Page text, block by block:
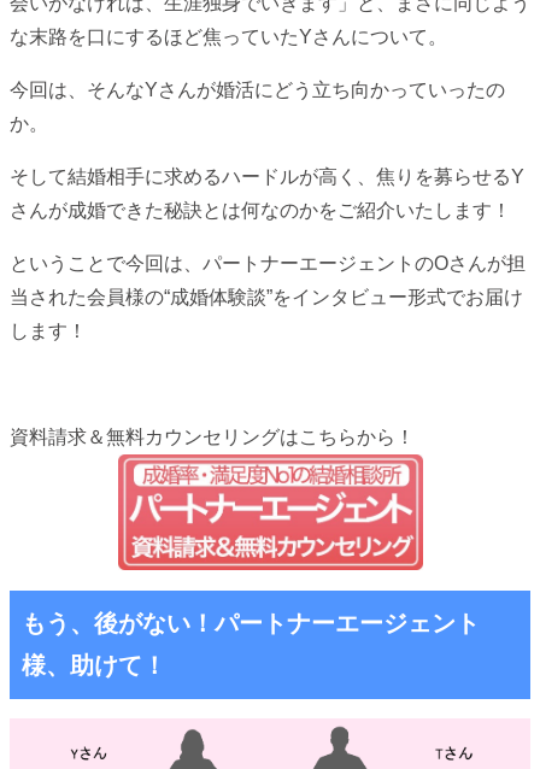
な末路を口にするほど焦っていたYさんについて。
今回は、そんなYさんが婚活にどう立ち向かっていったの
か。
そして結婚相手に求めるハードルが高く、焦りを募らせるY
さんが成婚できた秘訣とは何なのかをご紹介いたします！
ということで今回は、パートナーエージェントのOさんが担
当された会員様の“成婚体験談”をインタビュー形式でお届け
します！
資料請求＆無料カウンセリングはこちらから！
もう、後がない！パートナーエージェント
様、助けて！